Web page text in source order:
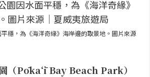
穩，為《海洋奇緣》海岸邊的取景地。圖片來源
（Pōkaʻī Bay Beach Park）